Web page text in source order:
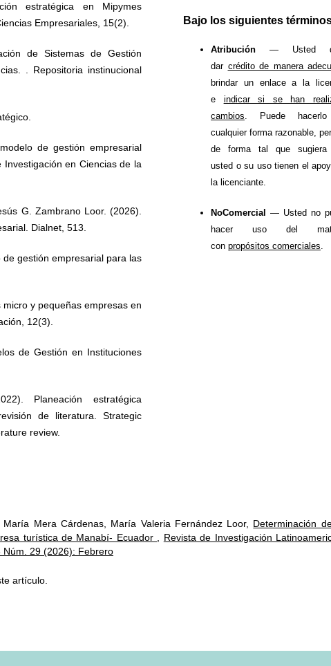
estratégica en Mipymes
Empresariales, 15(2).
de Sistemas de Gestión
. Repositoria instinucional
de gestión empresarial
en Ciencias de la
G. Zambrano Loor. (2026).
Dialnet, 513.
gestión empresarial para las
y pequeñas empresas en
12(3).
de Gestión en Instituciones
Planeación estratégica
de literatura. Strategic
review.
Bajo los siguientes
Atribución — Usted
dar crédito de manera
brindar un enlace a la
e indicar si se han
cambios. Puede
cualquier forma razonable,
de forma tal que sugiera
usted o su uso tienen el
la licenciante.
NoComercial — Usted no
hacer uso del
con propósitos comerciales.
Mera Cárdenas, María Valeria Fernández Loor, Determinación
turística de Manabí- Ecuador , Revista de Investigación
Núm. 29 (2026): Febrero
artículo.